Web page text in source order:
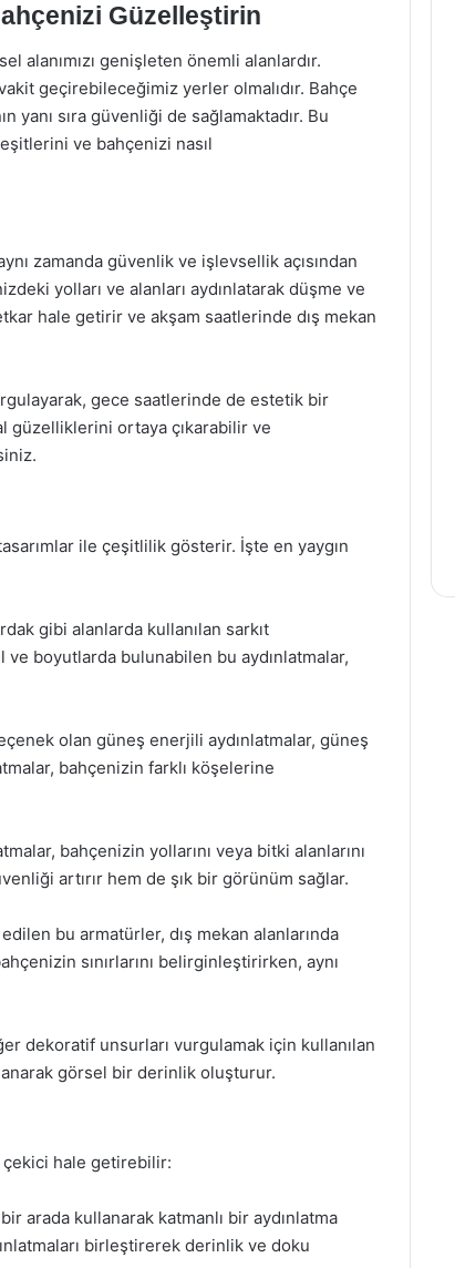
Güzelleştirin
alanımızı genişleten önemli alanlardır.
geçirebileceğimiz yerler olmalıdır. Bahçe
yanı sıra güvenliği de sağlamaktadır. Bu
ve bahçenizi nasıl
zamanda güvenlik ve işlevsellik açısından
yolları ve alanları aydınlatarak düşme ve
hale getirir ve akşam saatlerinde dış mekan
gece saatlerinde de estetik bir
güzelliklerini ortaya çıkarabilir ve
ile çeşitlilik gösterir. İşte en yaygın
gibi alanlarda kullanılan sarkıt
ve boyutlarda bulunabilen bu aydınlatmalar,
olan güneş enerjili aydınlatmalar, güneş
bahçenizin farklı köşelerine
bahçenizin yollarını veya bitki alanlarını
artırır hem de şık bir görünüm sağlar.
bu armatürler, dış mekan alanlarında
sınırlarını belirginleştirirken, aynı
dekoratif unsurları vurgulamak için kullanılan
görsel bir derinlik oluşturur.
çekici hale getirebilir:
arada kullanarak katmanlı bir aydınlatma
birleştirerek derinlik ve doku